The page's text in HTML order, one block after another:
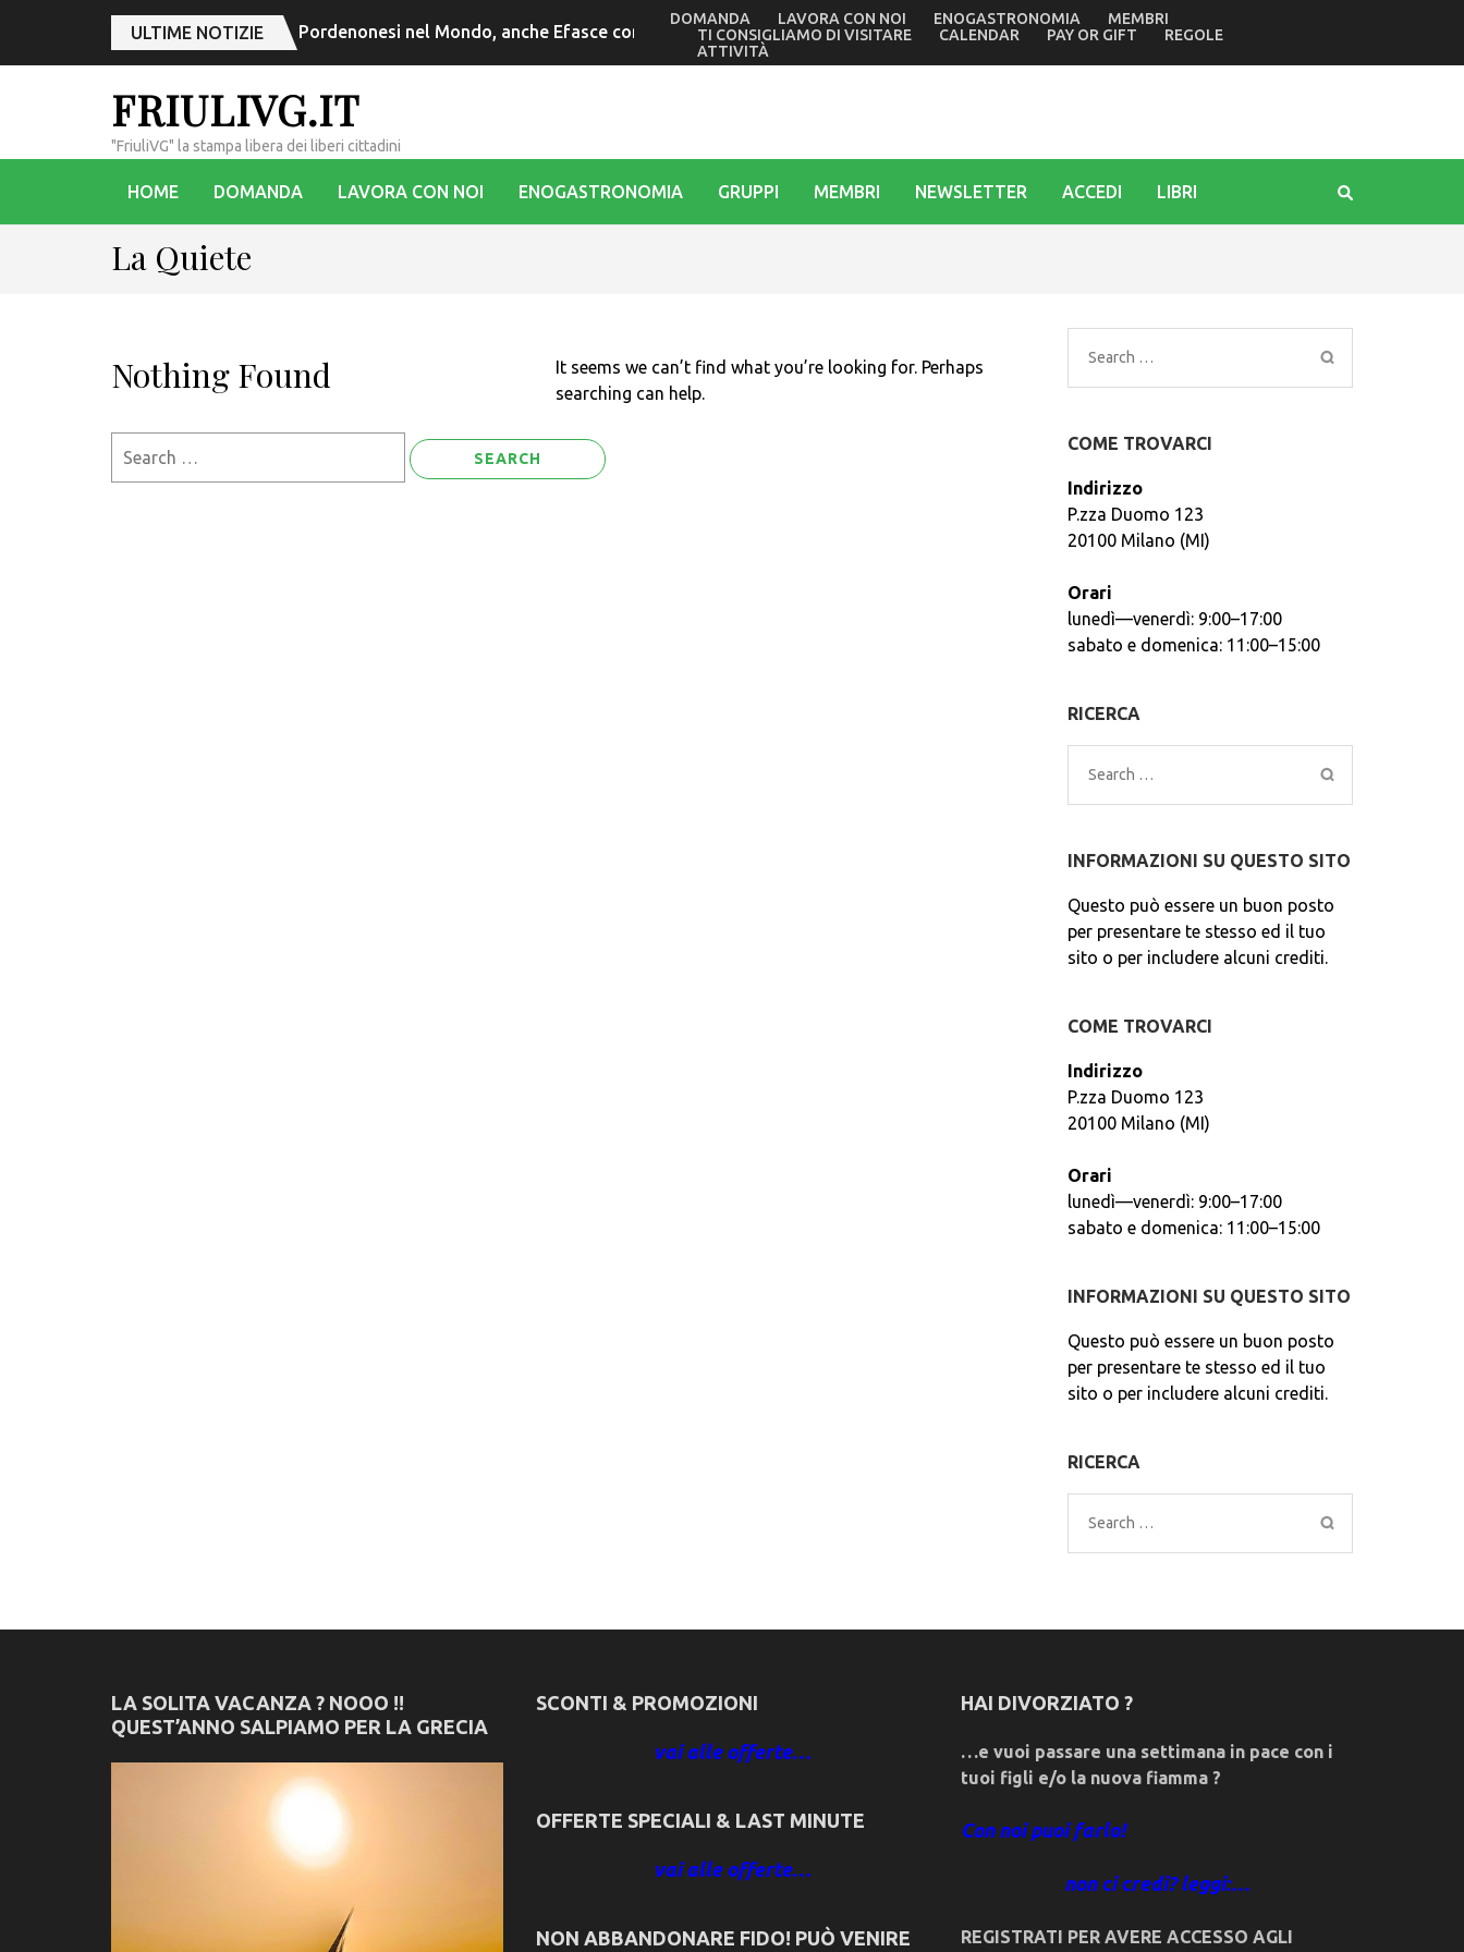
ULTIME NOTIZIE Pordenonesi nel Mondo, anche Efasce con il presidente Tubaro alle commemorazioni della tragedia di Marcinelle in Belgio di 70 anni fa
DOMANDA LAVORA CON NOI ENOGASTRONOMIA
MEMBRI
TI CONSIGLIAMO DI VISITARE
CALENDAR PAY OR GIFT
REGOLE
ATTIVITÀ
FRIULIVG.IT
"FriuliVG" la stampa libera dei liberi cittadini
HOME DOMANDA LAVORA CON NOI ENOGASTRONOMIA GRUPPI MEMBRI NEWSLETTER ACCEDI LIBRI
La Quiete
Nothing Found
It seems we can’t find what you’re looking for. Perhaps
searching can help.
Search
for:
COME TROVARCI
Indirizzo
P.zza Duomo 123
20100 Milano (MI)
Orari
lunedì—venerdì: 9:00–17:00
sabato e domenica: 11:00–15:00
RICERCA
Search
for:
INFORMAZIONI SU QUESTO SITO
Questo può essere un buon posto
per presentare te stesso ed il tuo
sito o per includere alcuni crediti.
COME TROVARCI
Indirizzo
P.zza Duomo 123
20100 Milano (MI)
Orari
lunedì—venerdì: 9:00–17:00
sabato e domenica: 11:00–15:00
INFORMAZIONI SU QUESTO SITO
Questo può essere un buon posto
per presentare te stesso ed il tuo
sito o per includere alcuni crediti.
RICERCA
Search
for:
LA SOLITA VACANZA ? NOOO !!
QUEST’ANNO SALPIAMO PER LA GRECIA
SCONTI & PROMOZIONI
vai alle offerte…
OFFERTE SPECIALI & LAST MINUTE
vai alle offerte…
NON ABBANDONARE FIDO! PUÒ VENIRE
HAI DIVORZIATO ?
…e vuoi passare una settimana in pace con i
tuoi figli e/o la nuova fiamma ?
Con noi puoi farlo!
non ci credi? leggi:…
REGISTRATI PER AVERE ACCESSO AGLI